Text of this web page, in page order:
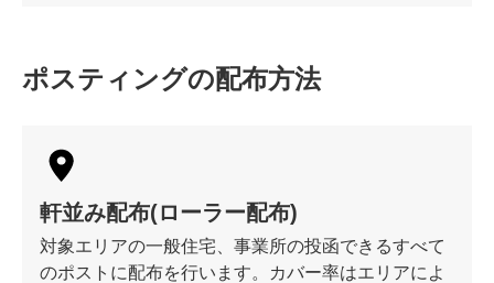
ポスティングの配布方法
軒並み配布(ローラー配布)
対象エリアの一般住宅、事業所の投函できるすべて
のポストに配布を行います。カバー率はエリアによ